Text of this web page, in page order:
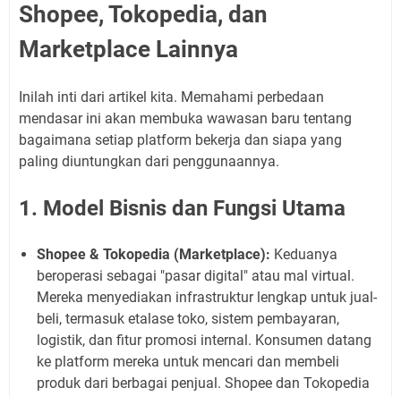
Shopee, Tokopedia, dan
Marketplace Lainnya
Inilah inti dari artikel kita. Memahami perbedaan
mendasar ini akan membuka wawasan baru tentang
bagaimana setiap platform bekerja dan siapa yang
paling diuntungkan dari penggunaannya.
1. Model Bisnis dan Fungsi Utama
Shopee & Tokopedia (Marketplace): Keduanya
beroperasi sebagai "pasar digital" atau mal virtual.
Mereka menyediakan infrastruktur lengkap untuk jual-
beli, termasuk etalase toko, sistem pembayaran,
logistik, dan fitur promosi internal. Konsumen datang
ke platform mereka untuk mencari dan membeli
produk dari berbagai penjual. Shopee dan Tokopedia